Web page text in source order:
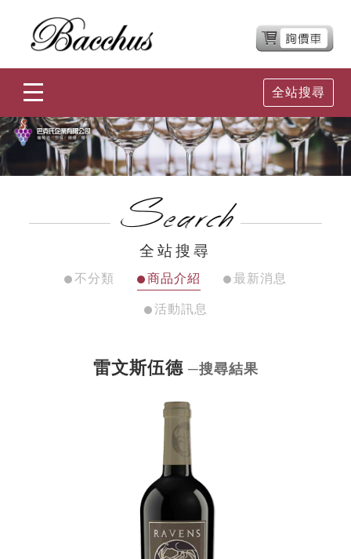
全站搜尋
全站搜尋
不分類 商品介紹 最新消息
活動訊息
雷文斯伍德─搜尋結果